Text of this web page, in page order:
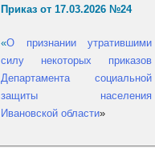
Приказ от 17.03.2026 №24
«О признании утратившими
силу некоторых приказов
Департамента социальной
защиты населения
Ивановской области»